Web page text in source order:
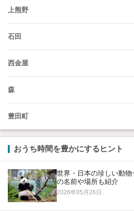
上熊野
石田
西金屋
森
豊田町
おうち時間を豊かにするヒント
世界・日本の珍しい動
の名前や場所も紹介
2026年05月26日